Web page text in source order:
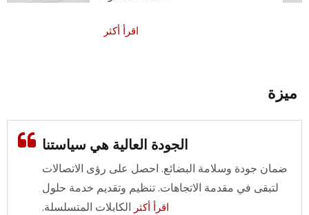
اقرأ أكثر
ميزة
الجودة العالية هي سياستنا
ضمان جودة وسلامة البضائع. احصل على رؤى الاتصالات
لتبقى في مقدمة الاتجاهات. تنظيم وتقديم خدمة حلول
الكابلات المتسلسلة. اقرأ أكثر